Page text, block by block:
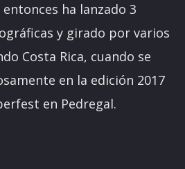
entonces ha lanzado 3
y girado por varios
Costa Rica, cuando se
en la edición 2017
en Pedregal.